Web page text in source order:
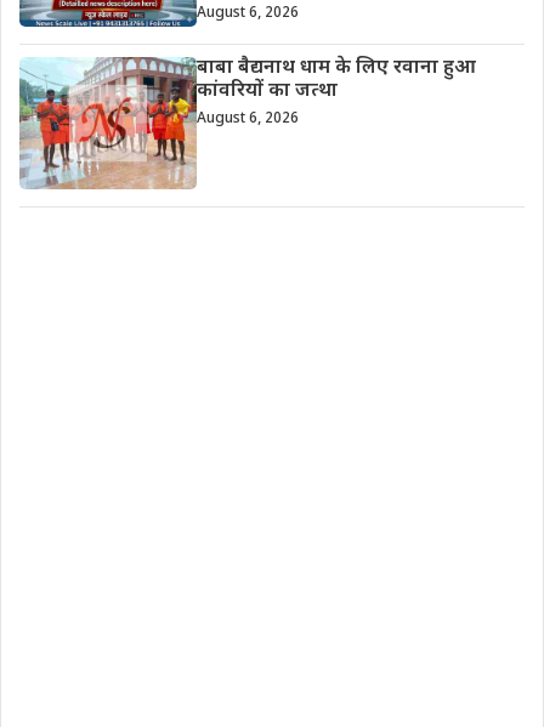
August 6, 2026
बाबा बैद्यनाथ धाम के लिए रवाना हुआ
कांवरियों का जत्था
August 6, 2026